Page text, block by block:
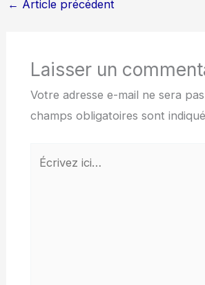
← Article précédent
Laisser un
Votre adresse e-mail ne sera
champs obligatoires sont
Écrivez